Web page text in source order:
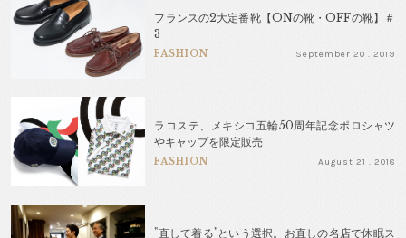
フランスの2大定番靴【ONの靴・OFFの靴】＃
3
FASHION September 20 . 2019
ラコステ、メキシコ五輪50周年記念ポロシャツ
やキャップを限定販売
FASHION August 21 . 2018
"直して着る"という選択。お直しの名店で休眠ス